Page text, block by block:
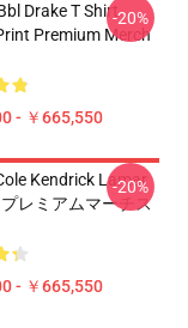
Drake T Shirt
Premium Merch
- ￥665,550
-20%
Kendrick Lamar
レミアムマーチス
- ￥665,550
-20%